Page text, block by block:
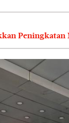
Peningkatan